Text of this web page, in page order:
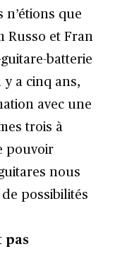
n’étions que
Russo et Fran
batterie
y a cinq ans,
avec une
trois à
pouvoir
nous
possibilités
pas